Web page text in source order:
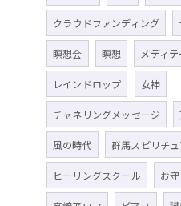
クラウドファンディング
瞑想会 瞑想 メディ
レインドロップ 女神
チャネリングメッセージ
風の時代 群馬スピリチ
ヒーリングスクール お